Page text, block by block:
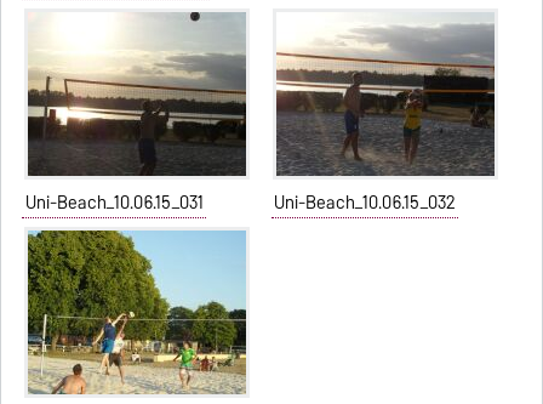
Uni-Beach_10.06.15_031 Uni-Beach_10.06.15_032